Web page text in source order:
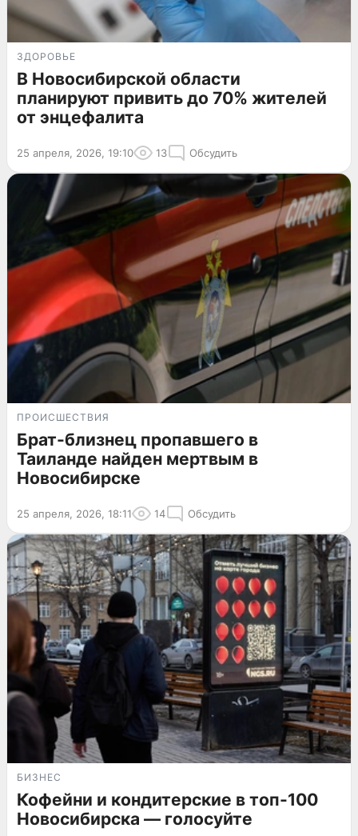
ЗДОРОВЬЕ
В Новосибирской области
планируют привить до 70% жителей
от энцефалита
25 апреля, 2026, 19:10 13 Обсудить
ПРОИСШЕСТВИЯ
Брат-близнец пропавшего в
Таиланде найден мертвым в
Новосибирске
25 апреля, 2026, 18:11 14 Обсудить
БИЗНЕС
Кофейни и кондитерские в топ-100
Новосибирска — голосуйте